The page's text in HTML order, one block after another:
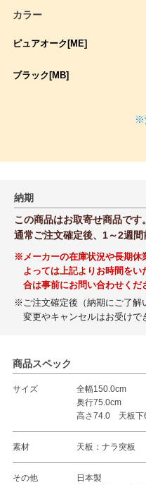
カラー
ピュアオーク[ME]
ブラック[MB]
※
納期
この商品はお取寄せ商品です。
通常ご注文確定後、1～2週間
※メーカーの在庫状況や長期休
よっては上記よりお時間を
合は事前にお問い合わせくだ
※ご注文確定後（納期にご了解
変更やキャンセルはお受けで
商品スペック
サイズ
全幅150.0cm
奥行75.0cm
高さ74.0 天板下
素材 天板：ナラ突板
その他
日本製